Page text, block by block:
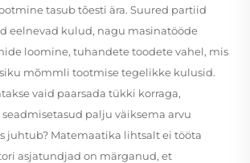
tasub tõesti ära. Suured partiid
eelnevad kulud, nagu masinatööde
loomine, tuhandete toodete vahel, mis
mõmmli tootmise tegelikke kulusid.
vaid paarsada tükki korraga,
palju väiksema arvu
juhtub? Matemaatika lihtsalt ei tööta
asjatundjad on märganud, et